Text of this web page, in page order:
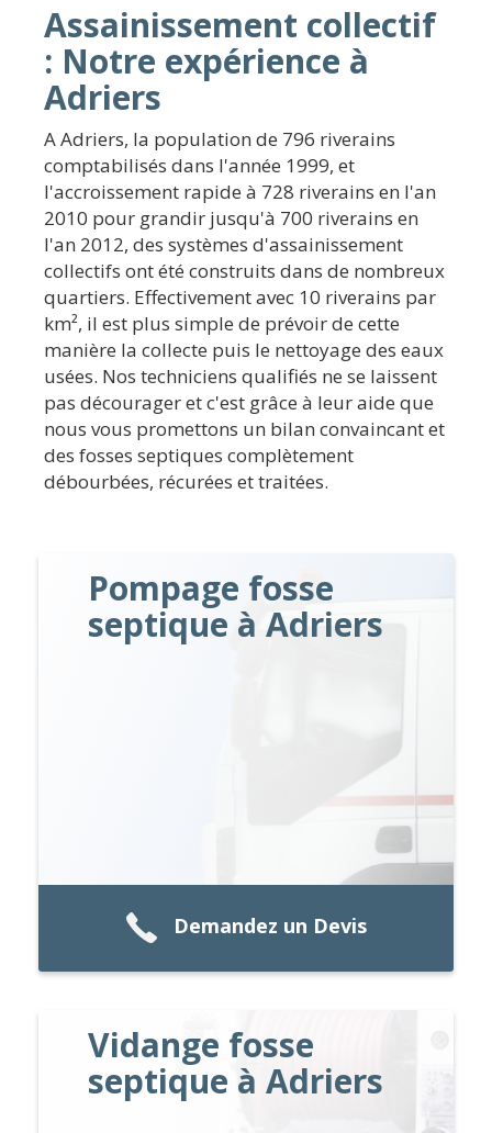
Assainissement collectif
: Notre expérience à
Adriers
A Adriers, la population de 796 riverains
comptabilisés dans l'année 1999, et
l'accroissement rapide à 728 riverains en l'an
2010 pour grandir jusqu'à 700 riverains en
l'an 2012, des systèmes d'assainissement
collectifs ont été construits dans de nombreux
quartiers. Effectivement avec 10 riverains par
km², il est plus simple de prévoir de cette
manière la collecte puis le nettoyage des eaux
usées. Nos techniciens qualifiés ne se laissent
pas décourager et c'est grâce à leur aide que
nous vous promettons un bilan convaincant et
des fosses septiques complètement
débourbées, récurées et traitées.
Pompage fosse
septique à Adriers
Demandez un Devis
Vidange fosse
septique à Adriers